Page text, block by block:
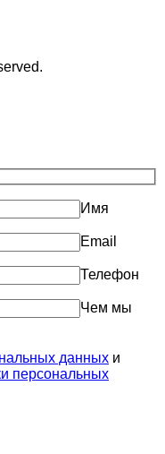
Имя
Email
Телефон
Чем мы
данных и
персональных